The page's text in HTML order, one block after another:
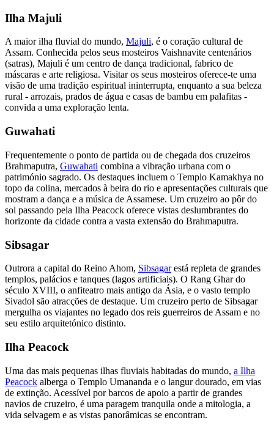
Ilha Majuli
A maior ilha fluvial do mundo, Majuli, é o coração cultural de
Assam. Conhecida pelos seus mosteiros Vaishnavite centenários
(satras), Majuli é um centro de dança tradicional, fabrico de
máscaras e arte religiosa. Visitar os seus mosteiros oferece-te uma
visão de uma tradição espiritual ininterrupta, enquanto a sua beleza
rural - arrozais, prados de água e casas de bambu em palafitas -
convida a uma exploração lenta.
Guwahati
Frequentemente o ponto de partida ou de chegada dos cruzeiros
Brahmaputra, Guwahati combina a vibração urbana com o
património sagrado. Os destaques incluem o Templo Kamakhya no
topo da colina, mercados à beira do rio e apresentações culturais que
mostram a dança e a música de Assamese. Um cruzeiro ao pôr do
sol passando pela Ilha Peacock oferece vistas deslumbrantes do
horizonte da cidade contra a vasta extensão do Brahmaputra.
Sibsagar
Outrora a capital do Reino Ahom, Sibsagarestá repleta de grandes
templos, palácios e tanques (lagos artificiais). O Rang Ghar do
século XVIII, o anfiteatro mais antigo da Ásia, e o vasto templo
Sivadol são atracções de destaque. Um cruzeiro perto de Sibsagar
mergulha os viajantes no legado dos reis guerreiros de Assam e no
seu estilo arquitetónico distinto.
Ilha Peacock
Uma das mais pequenas ilhas fluviais habitadas do mundo, a Ilha
Peacock alberga o Templo Umananda e o langur dourado, em vias
de extinção. Acessível por barcos de apoio a partir de grandes
navios de cruzeiro, é uma paragem tranquila onde a mitologia, a
vida selvagem e as vistas panorâmicas se encontram.